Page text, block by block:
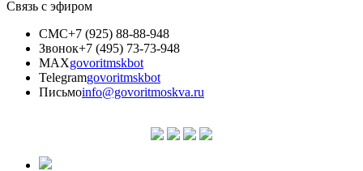
Связь с эфиром
СМС+7 (925) 88-88-948
Звонок+7 (495) 73-73-948
MAXgovoritmskbot
Telegramgovoritmskbot
Письмоinfo@govoritmoskva.ru